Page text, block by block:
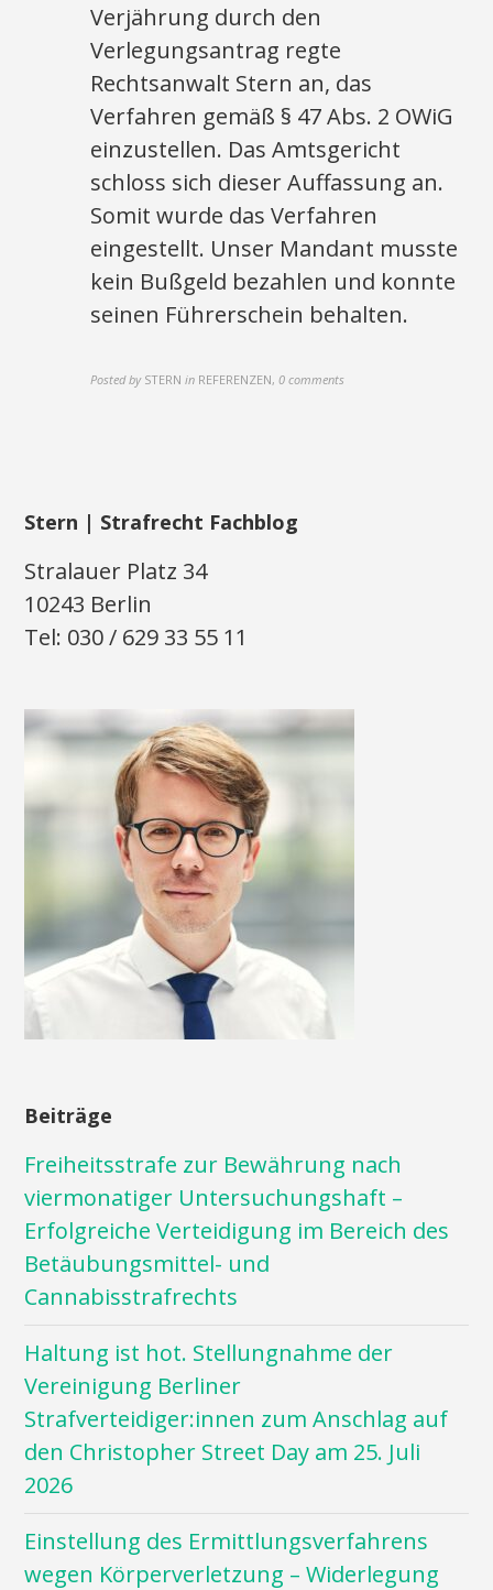
Verjährung durch den
Verlegungsantrag regte
Rechtsanwalt Stern an, das
Verfahren gemäß § 47 Abs. 2 OWiG
einzustellen. Das Amtsgericht
schloss sich dieser Auffassung an.
Somit wurde das Verfahren
eingestellt. Unser Mandant musste
kein Bußgeld bezahlen und konnte
seinen Führerschein behalten.
Posted by STERN in REFERENZEN,0 comments
Stern | Strafrecht Fachblog
Stralauer Platz 34
10243 Berlin
Tel: 030 / 629 33 55 11
Beiträge
Freiheitsstrafe zur Bewährung nach
viermonatiger Untersuchungshaft –
Erfolgreiche Verteidigung im Bereich des
Betäubungsmittel- und
Cannabisstrafrechts
Haltung ist hot. Stellungnahme der
Vereinigung Berliner
Strafverteidiger:innen zum Anschlag auf
den Christopher Street Day am 25. Juli
2026
Einstellung des Ermittlungsverfahrens
wegen Körperverletzung – Widerlegung